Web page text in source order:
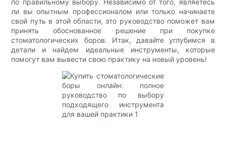
по правильному выбору. Независимо от того, являетесь
ли вы опытным профессионалом или только начинаете
свой путь в этой области, это руководство поможет вам
принять обоснованное решение при покупке
стоматологических боров. Итак, давайте углубимся в
детали и найдем идеальные инструменты, которые
помогут вам вывести свою практику на новый уровень!